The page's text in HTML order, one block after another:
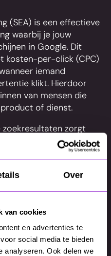
Over
van cookies
en advertenties te
social media te bieden
analyseren. Ook delen we
(SEA) is een effectieve
waarbij je jouw
in Google. Dit
kosten-per-click (CPC)
iemand
klikt. Hierdoor
van mensen die
of dienst.
zoekresultaten zorgt
sneller wordt gevonden
Dit leidt tot meer
meer